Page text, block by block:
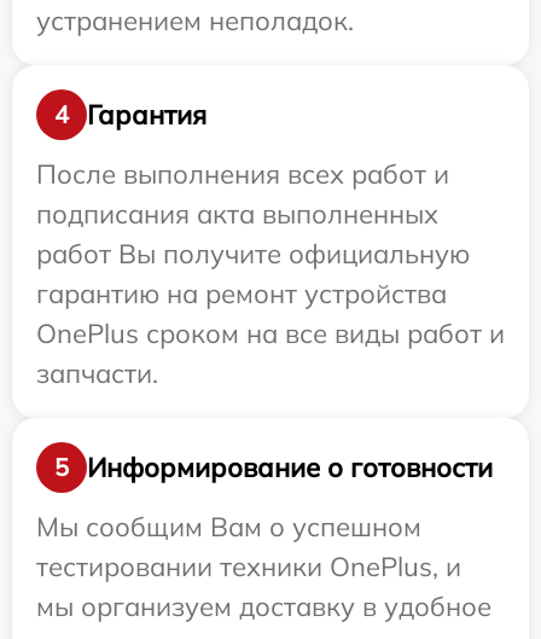
устранением неполадок.
4
Гарантия
После выполнения всех работ и
подписания акта выполненных
работ Вы получите официальную
гарантию на ремонт устройства
OnePlus сроком на все виды работ и
запчасти.
5
Информирование о готовности
Мы сообщим Вам о успешном
тестировании техники OnePlus, и
мы организуем доставку в удобное